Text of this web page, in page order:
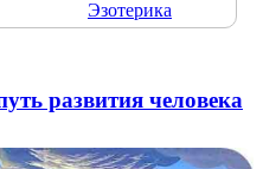
Эзотерика
развития человека